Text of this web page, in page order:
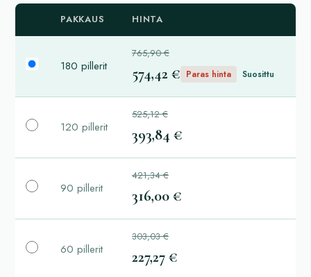
PAKKAUS HINTA
180 pillerit
765,90 €
574,42 € Paras hinta Suosittu
120 pillerit
525,12 €
393,84 €
90 pillerit
421,34 €
316,00 €
60 pillerit
303,03 €
227,27 €